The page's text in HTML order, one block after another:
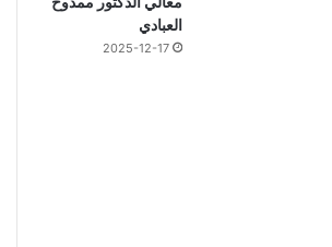
العبادي
2025-12-17